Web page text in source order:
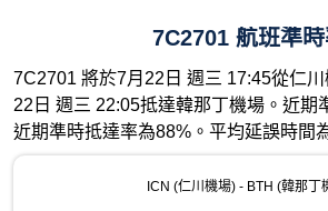
7C2701 航班準
7C2701 將於7月22日 週三 17:45從仁
22日 週三 22:05抵達韓那丁機場。近期
近期準時抵達率為88%。平均延誤時間
ICN (仁川機場) - BTH (韓那丁